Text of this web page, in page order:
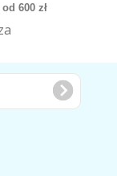
600 zł